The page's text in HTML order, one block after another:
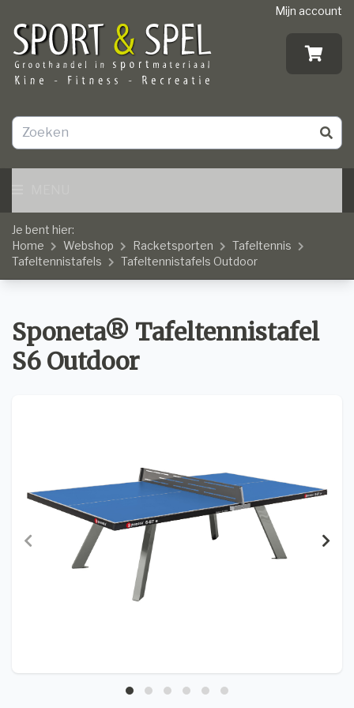
Mijn account
Je bent hier:
Home
Webshop Racketsporten
Tafeltennis
Tafeltennistafels
Tafeltennistafels Outdoor
Sponeta® Tafeltennistafel
S6 Outdoor